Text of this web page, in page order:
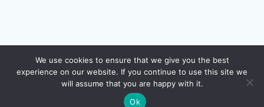
We use cookies to ensure that we give you the best
experience on our website. If you continue to use this site we
will assume that you are happy with it.
Ok